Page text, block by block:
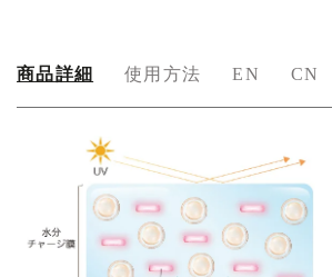
商品詳細 使用方法 EN CN